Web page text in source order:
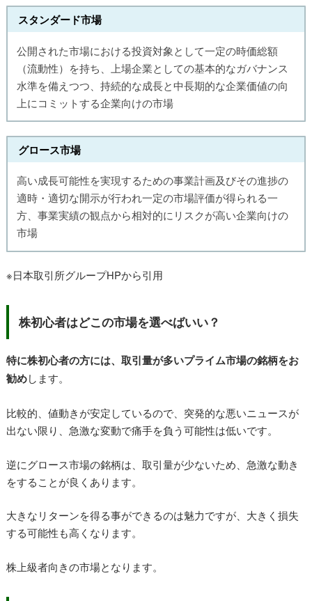
スタンダード市場
公開された市場における投資対象として一定の時価総額
（流動性）を持ち、上場企業としての基本的なガバナンス
水準を備えつつ、持続的な成長と中長期的な企業価値の向
上にコミットする企業向けの市場
グロース市場
高い成長可能性を実現するための事業計画及びその進捗の
適時・適切な開示が行われ一定の市場評価が得られる一
方、事業実績の観点から相対的にリスクが高い企業向けの
市場
※日本取引所グループHPから引用
株初心者はどこの市場を選べばいい？
特に株初心者の方には、取引量が多いプライム市場の銘柄をお
勧めします。
比較的、値動きが安定しているので、突発的な悪いニュースが
出ない限り、急激な変動で痛手を負う可能性は低いです。
逆にグロース市場の銘柄は、取引量が少ないため、急激な動き
をすることが良くあります。
大きなリターンを得る事ができるのは魅力ですが、大きく損失
する可能性も高くなります。
株上級者向きの市場となります。